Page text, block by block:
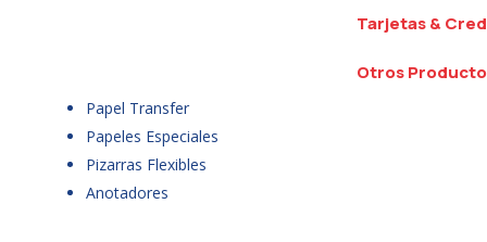
Tarjetas &
Otros
Papel Transfer
Papeles Especiales
Pizarras Flexibles
Anotadores